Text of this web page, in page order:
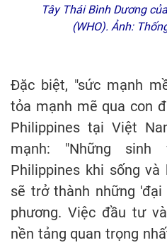
Tây Thái Bình Dương
(WHO). Ảnh:
Đặc biệt, "sức mạnh
tỏa mạnh mẽ qua con
Philippines tại Việt
mạnh: "Những
Philippines khi sống
sẽ trở thành những
phương. Việc đầu tư
nền tảng quan trọng